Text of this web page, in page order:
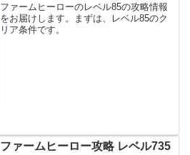
ファームヒーローのレベル85の攻略情報
をお届けします。まずは、レベル85のク
リア条件です。
ファームヒーロー攻略 レベル735